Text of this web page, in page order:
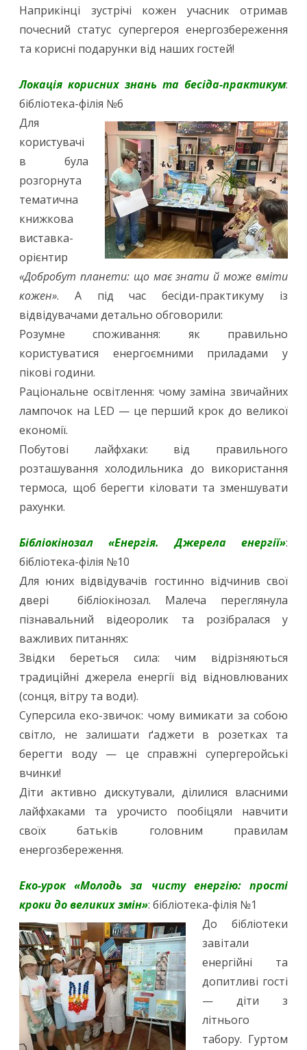
Наприкінці зустрічі кожен учасник отримав
почесний статус супергероя енергозбереження
та корисні подарунки від наших гостей!
Локація корисних знань та бесіда-практикум:
бібліотека-філія №6
Для
користувачі
в була
розгорнута
тематична
книжкова
виставка-
орієнтир
«Добробут планети: що має знати й може вміти
кожен». А під час бесіди-практикуму із
відвідувачами детально обговорили:
Розумне споживання: як правильно
користуватися енергоємними приладами у
пікові години.
Раціональне освітлення: чому заміна звичайних
лампочок на LED — це перший крок до великої
економії.
Побутові лайфхаки: від правильного
розташування холодильника до використання
термоса, щоб берегти кіловати та зменшувати
рахунки.
Бібліокінозал «Енергія. Джерела енергії»:
бібліотека-філія №10
Для юних відвідувачів гостинно відчинив свої
двері бібліокінозал. Малеча переглянула
пізнавальний відеоролик та розібралася у
важливих питаннях:
Звідки береться сила: чим відрізняються
традиційні джерела енергії від відновлюваних
(сонця, вітру та води).
Суперсила еко-звичок: чому вимикати за собою
світло, не залишати ґаджети в розетках та
берегти воду — це справжні супергеройські
вчинки!
Діти активно дискутували, ділилися власними
лайфхаками та урочисто пообіцяли навчити
своїх батьків головним правилам
енергозбереження.
Еко-урок «Молодь за чисту енергію: прості
кроки до великих змін»: бібліотека-філія №1
До бібліотеки
завітали
енергійні та
допитливі гості
— діти з
літнього
табору. Гуртом